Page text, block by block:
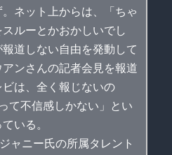
ネット上からは、「ちゃ
ルーとかおかしいでし
道しない自由を発動して
ンさんの記者会見を報道
は、全く報じないの
て不信感しかない」とい
いる。
ャニー氏の所属タレント